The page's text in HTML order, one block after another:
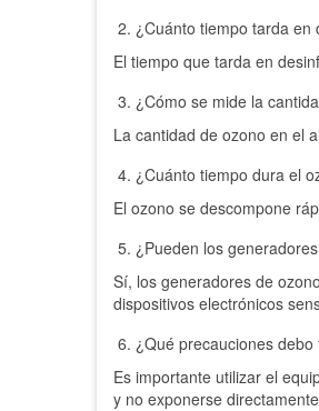
¿Cuánto tiempo tarda en
El tiempo que tarda en
¿Cómo se mide la
La cantidad de ozono en el
¿Cuánto tiempo dura el
El ozono se descompone
¿Pueden los
Sí, los generadores de
dispositivos electrónicos
¿Qué precauciones
Es importante utilizar el
y no exponerse